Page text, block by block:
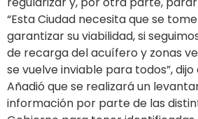
“Esta Ciudad necesita que se
garantizar su viabilidad, si
de recarga del acuífero y zonas
se vuelve inviable para todos”,
Añadió que se realizará un
información por parte de las